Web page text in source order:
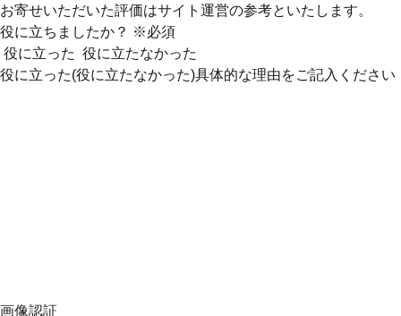
お寄せいただいた評価はサイト運営の参考といたします。
役に立ちましたか？ ※必須
役に立った 役に立たなかった
役に立った(役に立たなかった)具体的な理由をご記入ください
画像認証